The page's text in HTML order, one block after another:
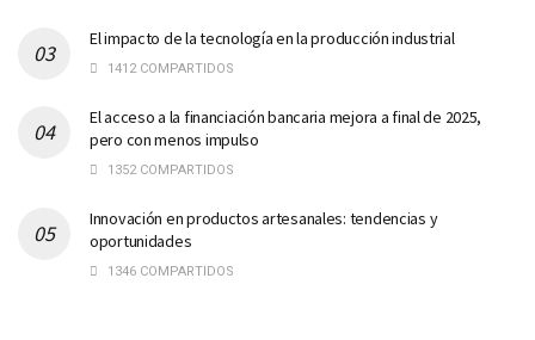
El impacto de la tecnología en la producción industrial
1412 COMPARTIDOS
El acceso a la financiación bancaria mejora a final de 2025,
pero con menos impulso
1352 COMPARTIDOS
Innovación en productos artesanales: tendencias y
oportunidades
1346 COMPARTIDOS